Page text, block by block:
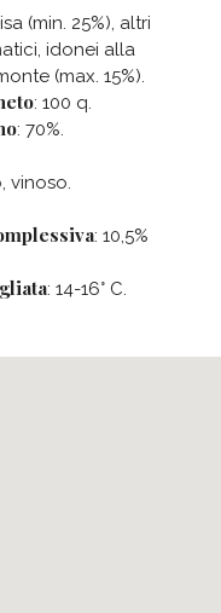
(min. 25%), altri
idonei alla
(max. 15%).
: 100 q.
: 70%.
vinoso.
: 10,5%
: 14-16° C.